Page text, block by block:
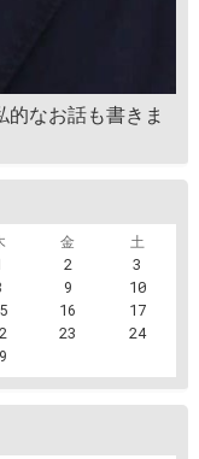
なお話も書きま
金
土
2
3
9
10
16
17
23
24